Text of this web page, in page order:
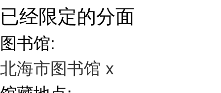
已经限定的分面
图书馆:
北海市图书馆 x